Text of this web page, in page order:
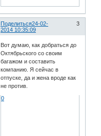
Поделиться 3
24-02-
2014 10:35:09
Вот думаю, как добраться до
Октябрьского со своим
багажом и составить
компанию. Я сейчас в
отпуске, да и жена вроде как
не против.
0